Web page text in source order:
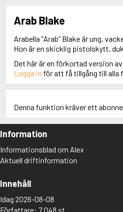
Adam Fawley
Adamsberg
Adelia Aguilar
Adrian Roca
Alan Banks
Alan Grant
Albert Campion
Alex Cross
Alex Delaware
Alex McKnight
Alex Morrow
Alex Recht
Alix London
Am Hunter
Amanda Pharrell
Arab Blake
Arabella ”Arab” Blake är ung,
Hon är en skicklig pistolskytt,
Det här är en förkortad version
Logga in för att få tillgång till alla
Denna funktion kräver ett
Information
Informationsblad om Alex
Aktuell driftinformation
Innehåll
Idag 2026-08-08
Författare: 7 048 st